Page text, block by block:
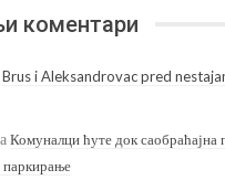
коментари
Brus i Aleksandrovac pred
Комуналци ћуте док
паркирање